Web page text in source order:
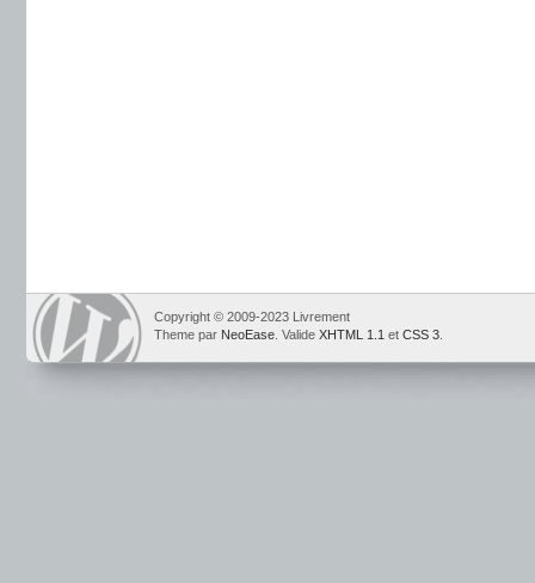
Copyright © 2009-2023 Livrement
Theme par NeoEase . Valide XHTML 1.1 et CSS 3